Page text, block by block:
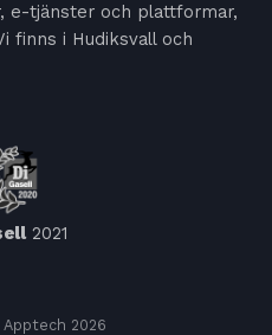
e-tjänster och plattformar,
finns i Hudiksvall och
2021
2026